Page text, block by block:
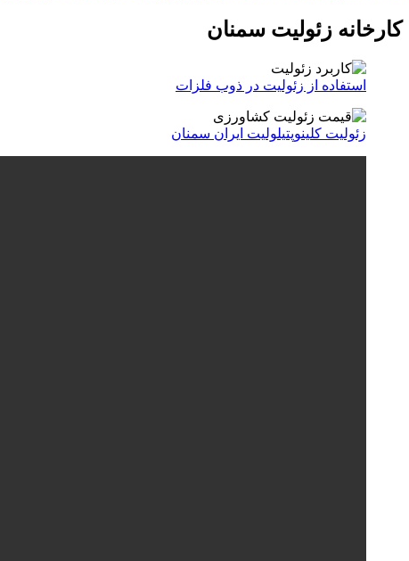
کارخانه زئولیت سمنان
استفاده از زئولیت در ذوب فلزات
زئولیت کلینوپتیلولیت ایران سمنان